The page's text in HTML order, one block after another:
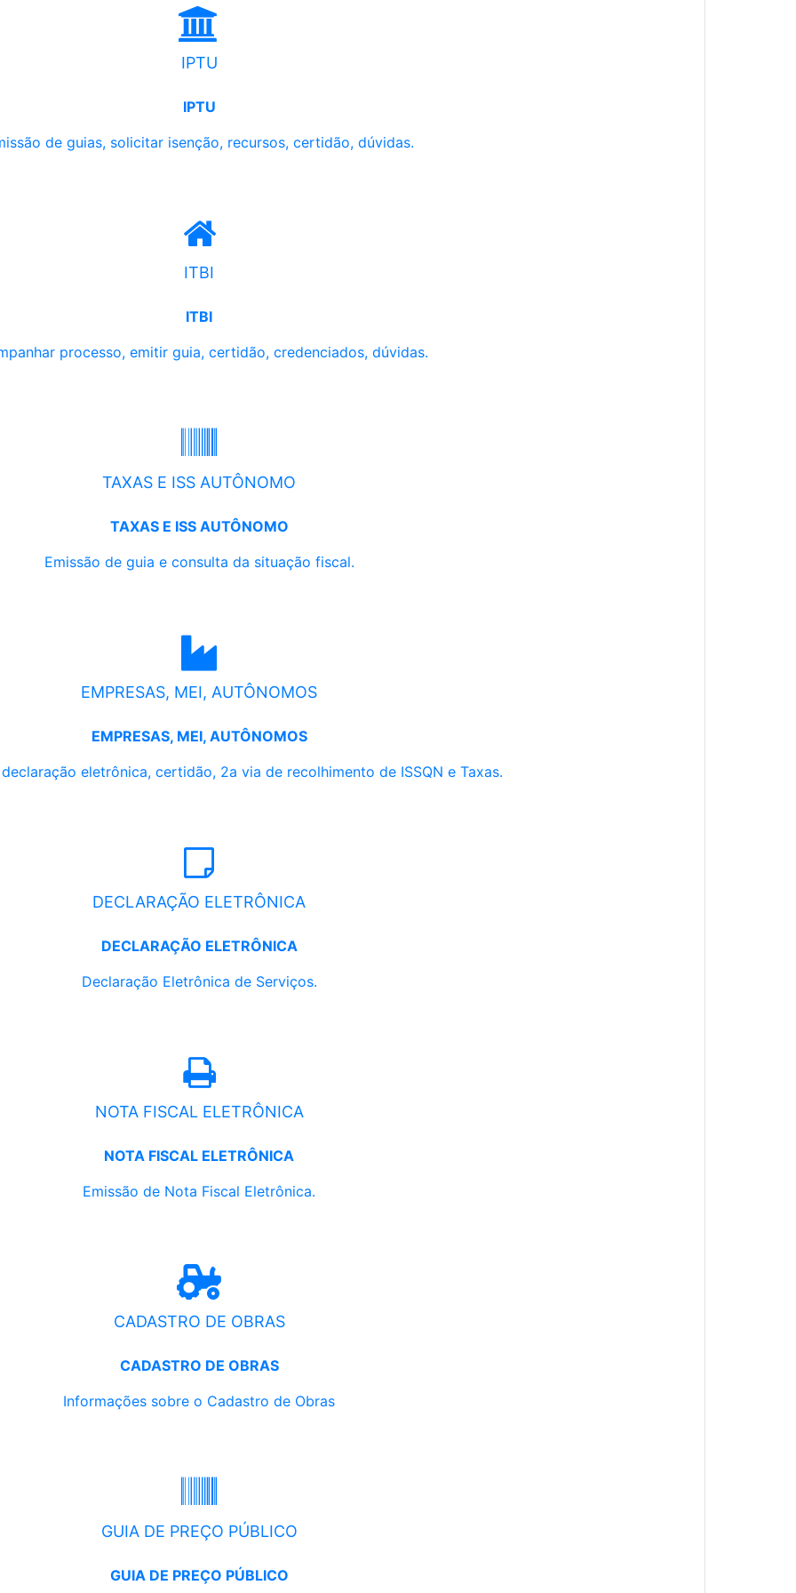
IPTU
IPTU
de guias, solicitar isenção, recursos, certidão, dúvidas.
ITBI
ITBI
processo, emitir guia, certidão, credenciados, dúvidas.
TAXAS E ISS AUTÔNOMO
TAXAS E ISS AUTÔNOMO
Emissão de guia e consulta da situação fiscal.
EMPRESAS, MEI, AUTÔNOMOS
EMPRESAS, MEI, AUTÔNOMOS
eletrônica, certidão, 2a via de recolhimento de ISSQN e Taxas.
DECLARAÇÃO ELETRÔNICA
DECLARAÇÃO ELETRÔNICA
Declaração Eletrônica de Serviços.
NOTA FISCAL ELETRÔNICA
NOTA FISCAL ELETRÔNICA
Emissão de Nota Fiscal Eletrônica.
CADASTRO DE OBRAS
CADASTRO DE OBRAS
Informações sobre o Cadastro de Obras
GUIA DE PREÇO PÚBLICO
GUIA DE PREÇO PÚBLICO